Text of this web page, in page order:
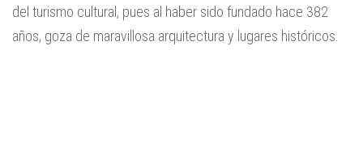
del turismo cultural, pues al haber sido fundado hace 382
años, goza de maravillosa arquitectura y lugares históricos.